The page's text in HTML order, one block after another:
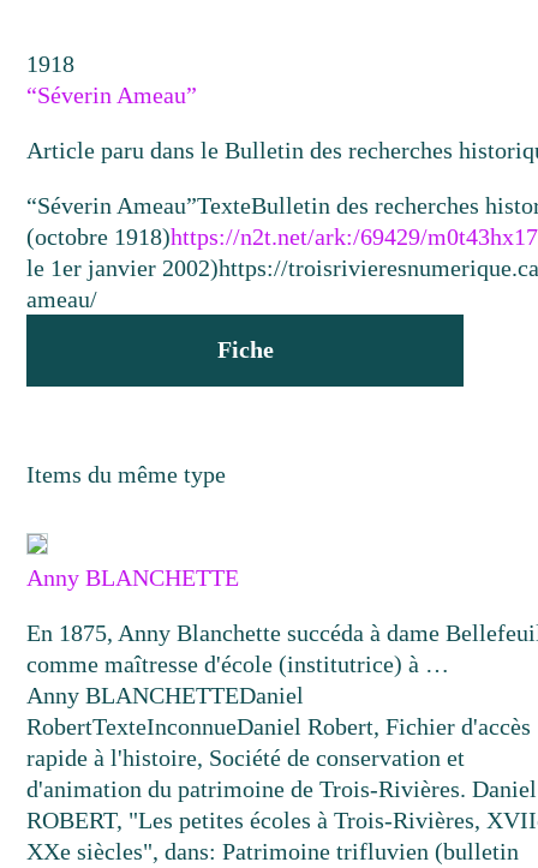
1918
“Séverin Ameau”
Article paru dans le Bulletin des recherches
“Séverin Ameau”TexteBulletin des recherches
(octobre 1918)https://n2t.net/ark:/69429/
le 1er janvier 2002)https://
ameau/
Fiche
Items du même type
Anny BLANCHETTE
En 1875, Anny Blanchette succéda à dame
comme maîtresse d'école (institutrice) à …
Anny BLANCHETTEDaniel
RobertTexteInconnueDaniel Robert, Fichier d'accès
rapide à l'histoire, Société de conservation et
d'animation du patrimoine de Trois-Rivières. Daniel
ROBERT, "Les petites écoles à Trois-Rivières,
XXe siècles", dans: Patrimoine trifluvien (bulletin